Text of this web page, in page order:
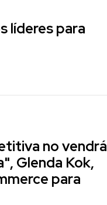
líderes para
no vendrá
Glenda Kok,
para